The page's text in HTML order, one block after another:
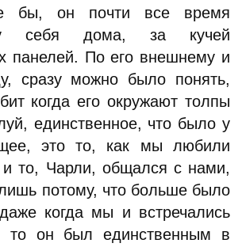
бы, он почти все время
себя дома, за кучей
панелей. По его внешнему и
сразу можно было понять,
когда его окружают толпы
единственное, что было у
это то, как мы любили
то, Чарли, общался с нами,
потому, что больше было
когда мы и встречались
то он был единственным в